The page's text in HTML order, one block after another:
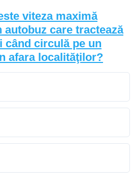
viteza maximă
care tractează
când circulă pe un
afara localităţilor?